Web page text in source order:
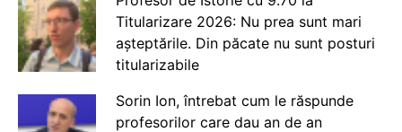
Titularizare 2026: Nu prea sunt mari
așteptările. Din păcate nu sunt posturi
titularizabile
Sorin Ion, întrebat cum le răspunde
profesorilor care dau an de an